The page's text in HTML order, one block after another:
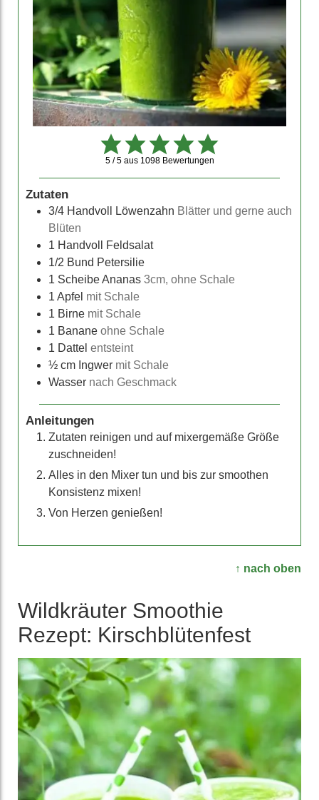
5 / 5aus 1098Bewertungen
Zutaten
3/4 Handvoll Löwenzahn Blätter und gerne auch
Blüten
1 Handvoll Feldsalat
1/2 Bund Petersilie
1 Scheibe Ananas 3cm, ohne Schale
1Apfel mit Schale
1 Birne mit Schale
1 Banane ohne Schale
1 Dattel entsteint
½ cm Ingwer mit Schale
Wasser nach Geschmack
Anleitungen
Zutaten reinigen und auf mixergemäße Größe
zuschneiden!
Alles in den Mixer tun und bis zur smoothen
Konsistenz mixen!
Von Herzen genießen!
↑ nach oben
Wild­kräuter Smoothie
Rezept: Kirsch­blüten­fest